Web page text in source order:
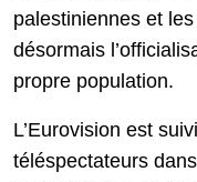
palestiniennes et
désormais
propre population.
L’Eurovision est
téléspectateurs